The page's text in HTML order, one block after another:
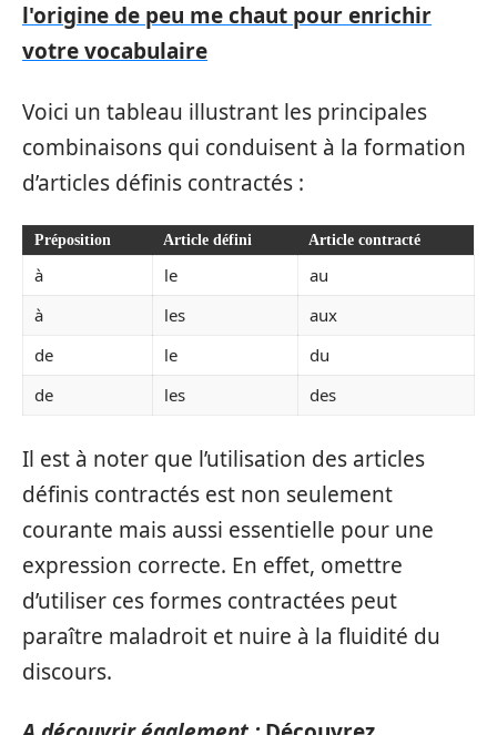
l'origine de peu me chaut pour enrichir
votre vocabulaire
Voici un tableau illustrant les principales
combinaisons qui conduisent à la formation
d’articles définis contractés :
Préposition Article défini Article contracté
à le
au
à
les
aux
de
le
du
de
les des
Il est à noter que l’utilisation des articles
définis contractés est non seulement
courante mais aussi essentielle pour une
expression correcte. En effet, omettre
d’utiliser ces formes contractées peut
paraître maladroit et nuire à la fluidité du
discours.